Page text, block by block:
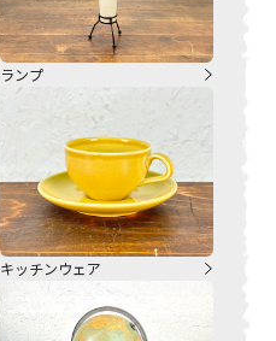
ランプ
キッチンウェア